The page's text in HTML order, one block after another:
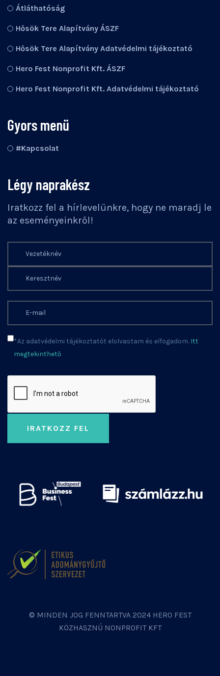
Átláthatóság
Hősök Tere Alapítvány ÁSZF
Hősök Tere Alapítvány Adatvédelmi tájékoztató
Hero Fest Nonprofit Kft. ÁSZF
Hero Fest Nonprofit Kft. Adatvédelmi tájékoztató
Gyors menü
#Kapcsolat
Légy naprakész
Iratkozz fel a hírlevelünkre, hogy ne maradj le
az eseményeinkről!
*Az adatvédelmi tájékoztatót elolvastam és elfogadom. Itt
megtekinthető
IRATKOZZ FEL
© MINDEN JOG FENNTARTVA 2024 HERO FEST
KÖZHASZNÚ NONPROFIT KFT